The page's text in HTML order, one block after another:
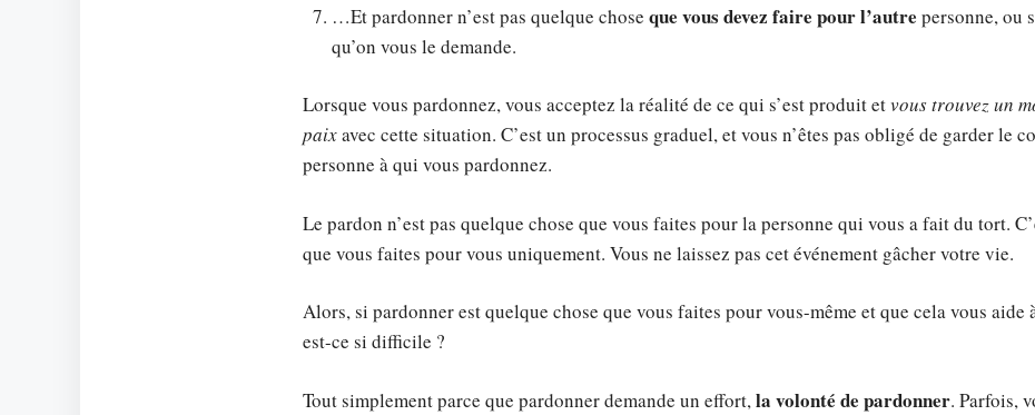
…Et pardonner n’est pas quelque chose que vous devez faire pour l’autre personne, ou
qu’on vous le demande.
Lorsque vous pardonnez, vous acceptez la réalité de ce qui s’est produit etvous trouvez un
paixavec cette situation. C’est un processus graduel, et vous n’êtes pas obligé de garder le
personne à qui vous pardonnez.
Le pardon n’est pas quelque chose que vous faites pour la personne qui vous a fait du tort.
que vous faites pour vous uniquement. Vous ne laissez pas cet événement gâcher votre vie.
Alors, si pardonner est quelque chose que vous faites pour vous-même et que cela vous aide
est-ce si difficile ?
Tout simplement parce que pardonner demande un effort,la volonté de pardonner. Parfois,